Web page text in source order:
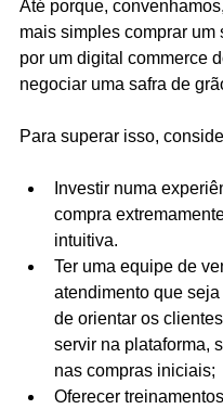
Até porque,
mais simples comprar um
por um digital commerce
negociar uma safra de
Para superar isso,
Investir numa
compra
intuitiva.
Ter uma equipe de
atendimento que
de orientar os
servir na plataforma,
nas compras iniciais;
Oferecer